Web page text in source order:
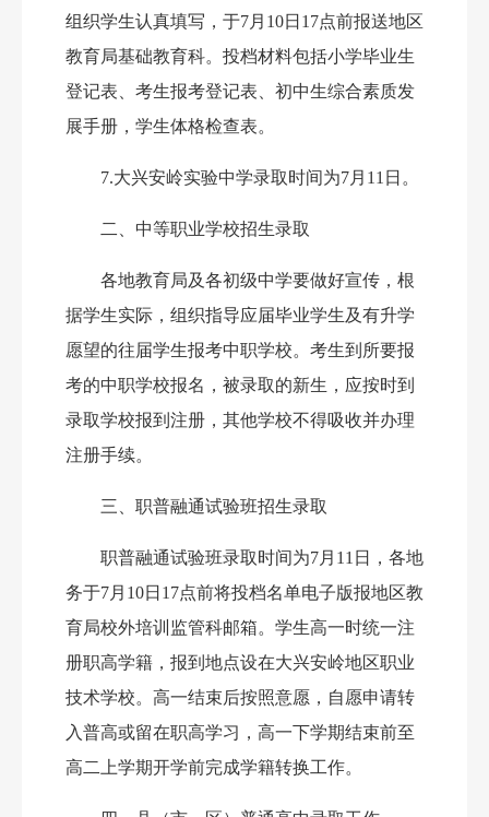
组织学生认真填写，于7月 10日 17点前报送地区
教育局基础教育科。投档材料包括小学毕业生
登记表、考生报考登记表、初中生综合素质发
展手册，学生体格检查表。
7.大兴安岭实验中学录取时间为7月 11 日。
二、中等职业学校招生录取
各地教育局及各初级中学要做好宣传，根
据学生实际，组织指导应届毕业学生及有升学
愿望的往届学生报考中职学校。考生到所要报
考的中职学校报名，被录取的新生，应按时到
录取学校报到注册，其他学校不得吸收并办理
注册手续。
三、职普融通试验班招生录取
职普融通试验班录取时间为7月 11 日 ， 各地
务于7月10日17点前将投档名单电子版报地区教
育局校外培训监管科邮箱。 学生高一时统一注
册职高学籍 ， 报到地点设在大兴安岭地区职业
技术学校。 高一结束后按照意愿， 自愿申请转
入普高或留在职高学习，高一下学期结束前至
高二上学期开学前完成学籍转换工作。